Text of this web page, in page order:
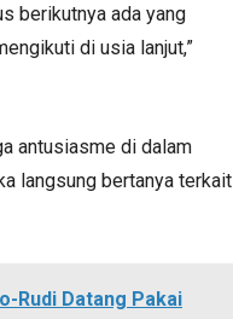
berikutnya ada yang
di usia lanjut,”
antusiasme di dalam
langsung bertanya terkait
Rudi Datang Pakai